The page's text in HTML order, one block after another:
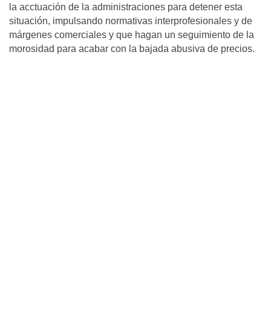
la acctuación de la administraciones para detener esta
situación, impulsando normativas interprofesionales y de
márgenes comerciales y que hagan un seguimiento de la
morosidad para acabar con la bajada abusiva de precios.